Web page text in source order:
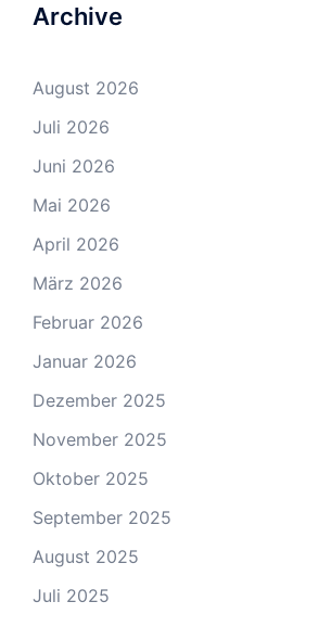
Archive
August 2026
Juli 2026
Juni 2026
Mai 2026
April 2026
März 2026
Februar 2026
Januar 2026
Dezember 2025
November 2025
Oktober 2025
September 2025
August 2025
Juli 2025